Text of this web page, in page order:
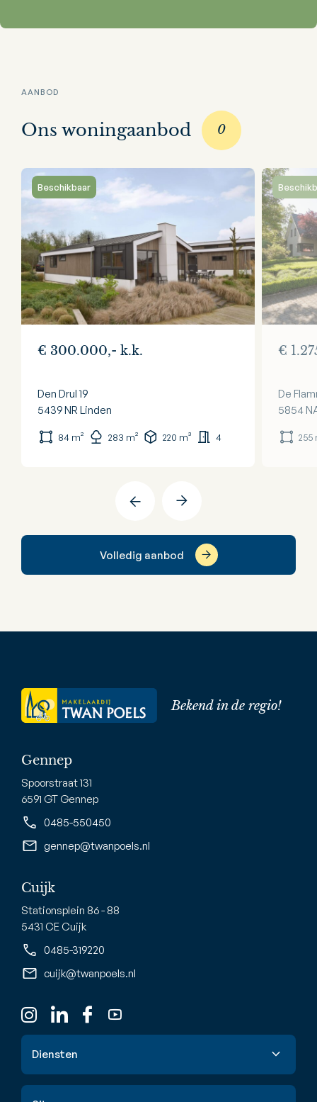
AANBOD
Ons woningaanbod 0
Beschikbaar
€ 300.000,- k.k.
Den Drul 19
5439 NR Linden
84 m² 283 m² 220 m³ 4
€
De
5854
255
Volledig aanbod
Bekend in de regio!
Gennep
Spoorstraat 131
6591 GT Gennep
0485-550450
gennep@twanpoels.nl
Cuijk
Stationsplein 86 - 88
5431 CE Cuijk
0485-319220
cuijk@twanpoels.nl
Diensten